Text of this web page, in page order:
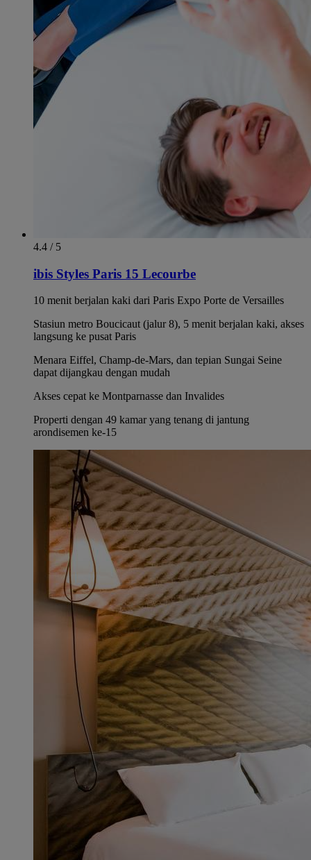
4.4 / 5
ibis Styles Paris 15 Lecourbe
10 menit berjalan kaki dari Paris Expo Porte de Versailles
Stasiun metro Boucicaut (jalur 8), 5 menit berjalan kaki, akses
langsung ke pusat Paris
Menara Eiffel, Champ-de-Mars, dan tepian Sungai Seine
dapat dijangkau dengan mudah
Akses cepat ke Montparnasse dan Invalides
Properti dengan 49 kamar yang tenang di jantung
arondisemen ke-15